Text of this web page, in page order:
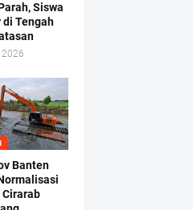
Siswa
Tengah
Banten